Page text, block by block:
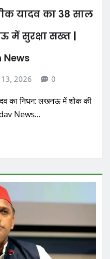
यादव का 38 साल
में सुरक्षा सख्त |
News
2026 0
का निधन: लखनऊ में शोक की
News…